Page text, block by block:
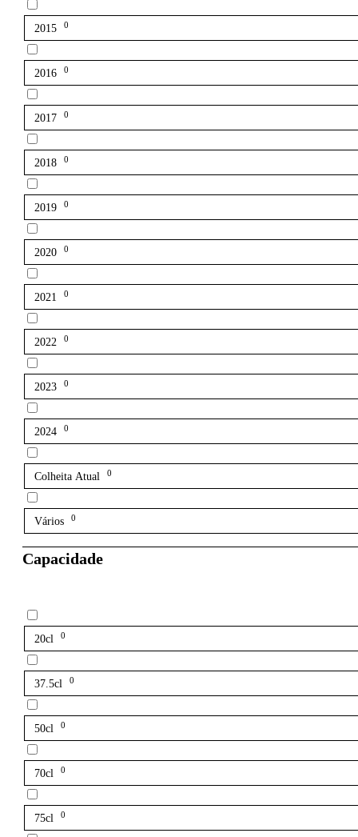
2015 0
2016 0
2017 0
2018 0
2019 0
2020 0
2021 0
2022 0
2023 0
2024 0
Colheita Atual 0
Vários 0
Capacidade
20cl 0
37.5cl 0
50cl 0
70cl 0
75cl 0